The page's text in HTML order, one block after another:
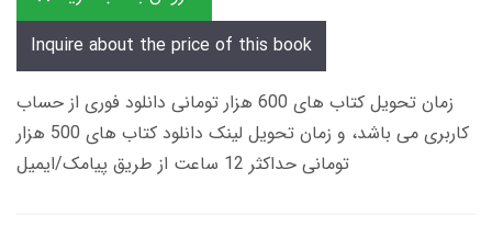
Inquire about the price of this book
زمان تحویل کتاب های 600 هزار تومانی دانلود فوری از حساب
کاربری می باشد، و زمان تحویل لینک دانلود کتاب های 500 هزار
تومانی حداکثر 12 ساعت از طریق پیامک/ایمیل